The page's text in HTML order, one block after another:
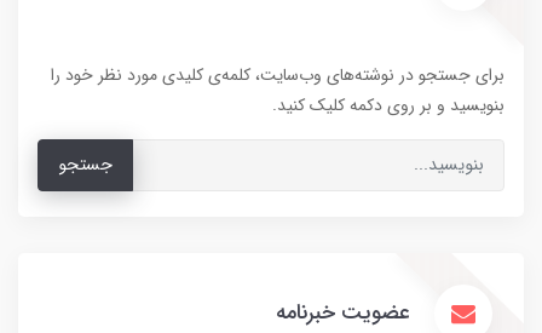
برای جستجو در نوشته‌های وب‌سایت، کلمه‌ی کلیدی مورد نظر خود را
بنویسید و بر روی دکمه کلیک کنید.
جستجو
عضویت خبرنامه